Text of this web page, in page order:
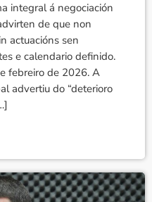
integral á negociación
de que non
actuacións sen
e calendario definido.
febreiro de 2026. A
advertiu do “deterioro